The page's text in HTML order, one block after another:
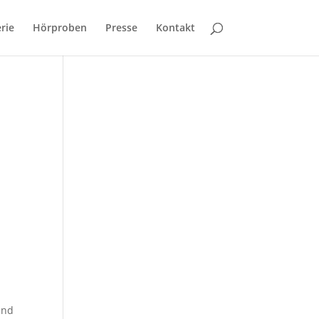
Hörproben Presse Kontakt